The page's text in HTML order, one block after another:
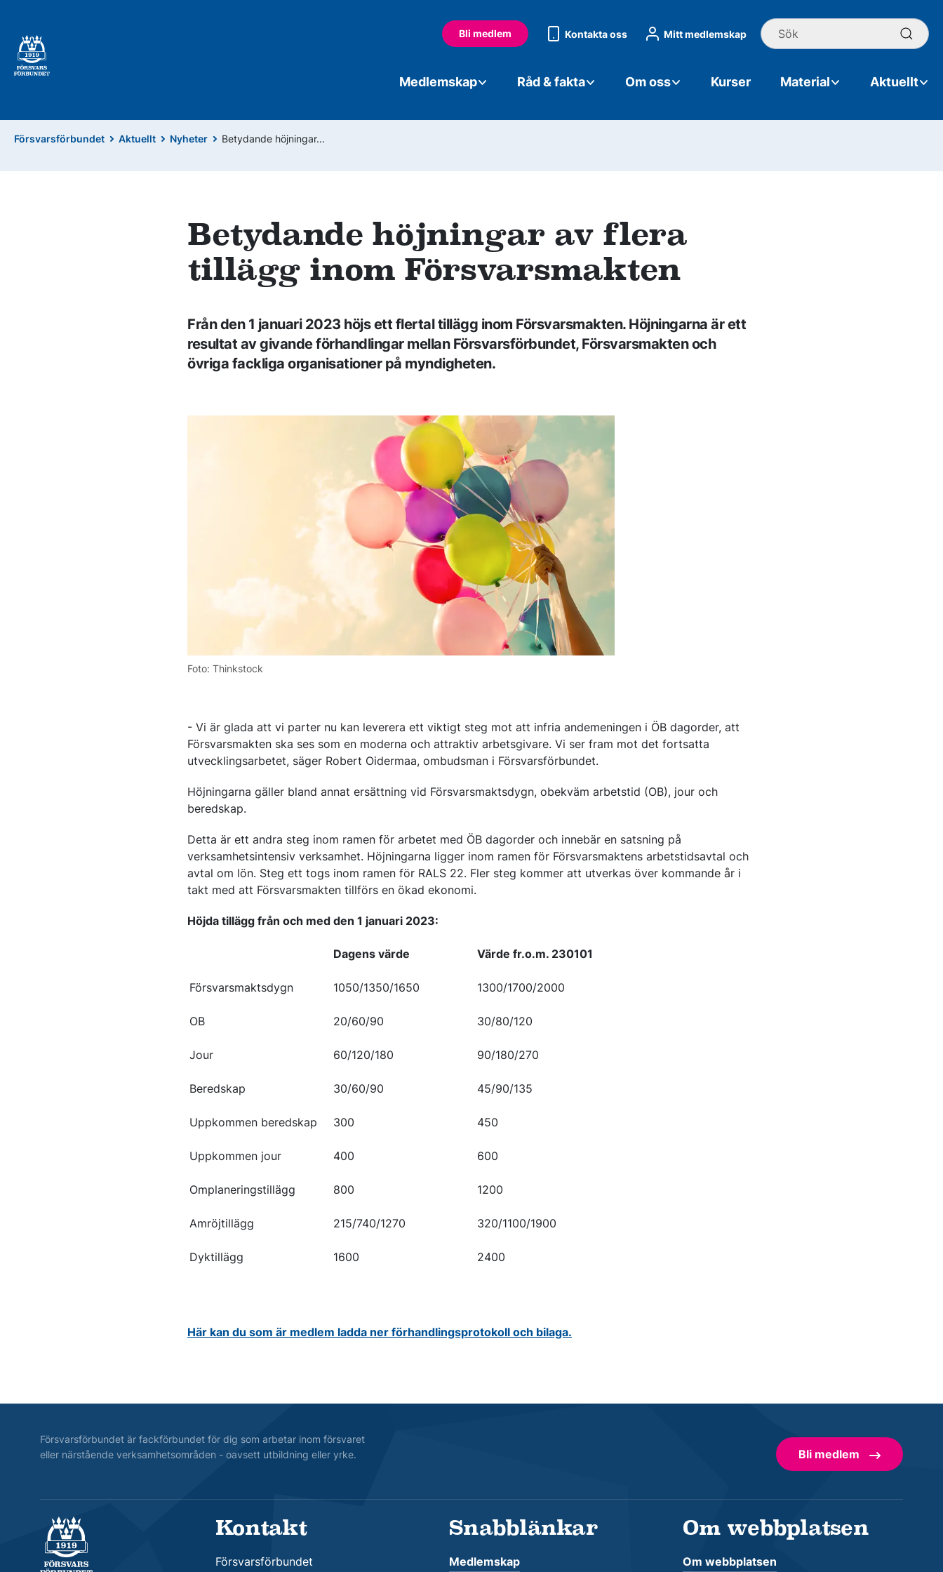
Bli medlem Kontakta oss Mitt medlemskap Sök
Medlemskap Råd & fakta Om oss Kurser Material Aktuellt
Försvarsförbundet Aktuellt Nyheter Betydande höjningar...
Betydande höjningar av flera
tillägg inom Försvarsmakten
Från den 1 januari 2023 höjs ett flertal tillägg inom Försvarsmakten. Höjningarna är ett
resultat av givande förhandlingar mellan Försvarsförbundet, Försvarsmakten och
övriga fackliga organisationer på myndigheten.
Foto: Thinkstock
- Vi är glada att vi parter nu kan leverera ett viktigt steg mot att infria andemeningen i ÖB dagorder, att
Försvarsmakten ska ses som en moderna och attraktiv arbetsgivare. Vi ser fram mot det fortsatta
utvecklingsarbetet, säger Robert Oidermaa, ombudsman i Försvarsförbundet.
Höjningarna gäller bland annat ersättning vid Försvarsmaktsdygn, obekväm arbetstid (OB), jour och
beredskap.
Detta är ett andra steg inom ramen för arbetet med ÖB dagorder och innebär en satsning på
verksamhetsintensiv verksamhet. Höjningarna ligger inom ramen för Försvarsmaktens arbetstidsavtal och
avtal om lön. Steg ett togs inom ramen för RALS 22. Fler steg kommer att utverkas över kommande år i
takt med att Försvarsmakten tillförs en ökad ekonomi.
Höjda tillägg från och med den 1 januari 2023:
Dagens värde Värde fr.o.m. 230101
Försvarsmaktsdygn 1050/1350/1650 1300/1700/2000
OB 20/60/90 30/80/120
Jour 60/120/180 90/180/270
Beredskap 30/60/90 45/90/135
Uppkommen beredskap 300 450
Uppkommen jour 400 600
Omplaneringstillägg 800 1200
Amröjtillägg 215/740/1270 320/1100/1900
Dyktillägg 1600 2400
Här kan du som är medlem ladda ner förhandlingsprotokoll och bilaga.
Försvarsförbundet är fackförbundet för dig som arbetar inom försvaret
eller närstående verksamhetsområden - oavsett utbildning eller yrke.
Bli medlem
Försvarsförbundet Kontakt
Försvarsförbundet
Snabblänkar
Medlemskap
Om webbplatsen
Om webbplatsen